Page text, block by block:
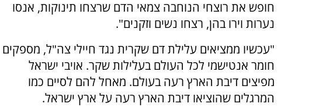
חופש את רוצחי הנוחבה צמאי הדם שרצחו תינוקות, אנסו
נערות וירו בהן, רצחו נשים וזקנים".
"עכשיו ממציאים עלילת דם שקרית נגד חיילי צה"ל, מספקים
חומר אנטישמי לכל העולם בעלילות שקר. אויבי ישראל
מפיצים דיבת הארץ רעה בעולם. מאחל להם לסיים כמו
המרגלים שהוציאו דיבת הארץ רעה על ארץ ישראל.